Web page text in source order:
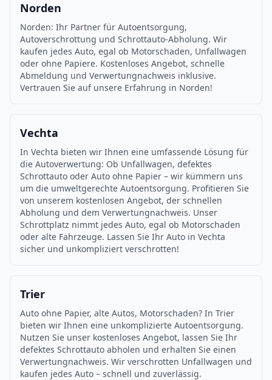
Norden
Norden: Ihr Partner für Autoentsorgung,
Autoverschrottung und Schrottauto-Abholung. Wir
kaufen jedes Auto, egal ob Motorschaden, Unfallwagen
oder ohne Papiere. Kostenloses Angebot, schnelle
Abmeldung und Verwertungnachweis inklusive.
Vertrauen Sie auf unsere Erfahrung in Norden!
Vechta
In Vechta bieten wir Ihnen eine umfassende Lösung für
die Autoverwertung: Ob Unfallwagen, defektes
Schrottauto oder Auto ohne Papier – wir kümmern uns
um die umweltgerechte Autoentsorgung. Profitieren Sie
von unserem kostenlosen Angebot, der schnellen
Abholung und dem Verwertungnachweis. Unser
Schrottplatz nimmt jedes Auto, egal ob Motorschaden
oder alte Fahrzeuge. Lassen Sie Ihr Auto in Vechta
sicher und unkompliziert verschrotten!
Trier
Auto ohne Papier, alte Autos, Motorschaden? In Trier
bieten wir Ihnen eine unkomplizierte Autoentsorgung.
Nutzen Sie unser kostenloses Angebot, lassen Sie Ihr
defektes Schrottauto abholen und erhalten Sie einen
Verwertungnachweis. Wir verschrotten Unfallwagen und
kaufen jedes Auto – schnell und zuverlässig.